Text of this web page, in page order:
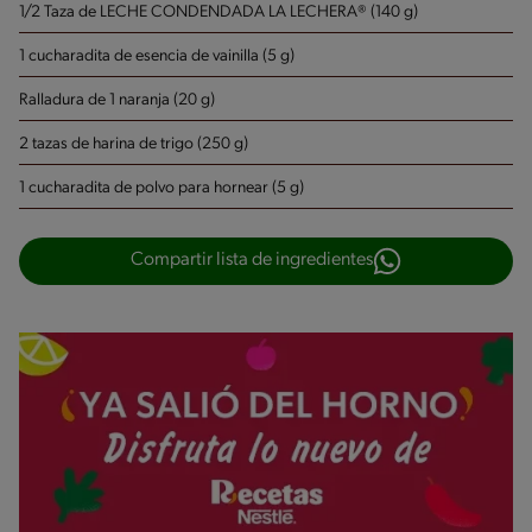
1/2 Taza de LECHE CONDENDADA LA LECHERA® (140 g)
1 cucharadita de esencia de vainilla (5 g)
Ralladura de 1 naranja (20 g)
2 tazas de harina de trigo (250 g)
1 cucharadita de polvo para hornear (5 g)
Compartir lista de ingredientes